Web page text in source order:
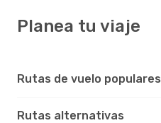
Planea tu viaje
Rutas de vuelo populares
Rutas alternativas